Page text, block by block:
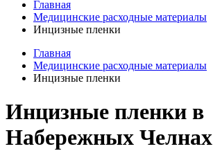
Главная
Медицинские расходные материалы
Инцизные пленки
Главная
Медицинские расходные материалы
Инцизные пленки
Инцизные пленки в
Набережных Челнах